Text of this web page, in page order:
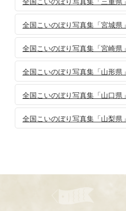
全国こいのぼり写真集「宮城県」
全国こいのぼり写真集「宮崎県」
全国こいのぼり写真集「山形県」
全国こいのぼり写真集「山口県」
全国こいのぼり写真集「山梨県」